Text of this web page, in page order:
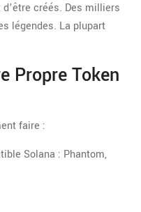
créés. Des milliers
légendes. La plupart
Propre Token
faire :
Solana : Phantom,